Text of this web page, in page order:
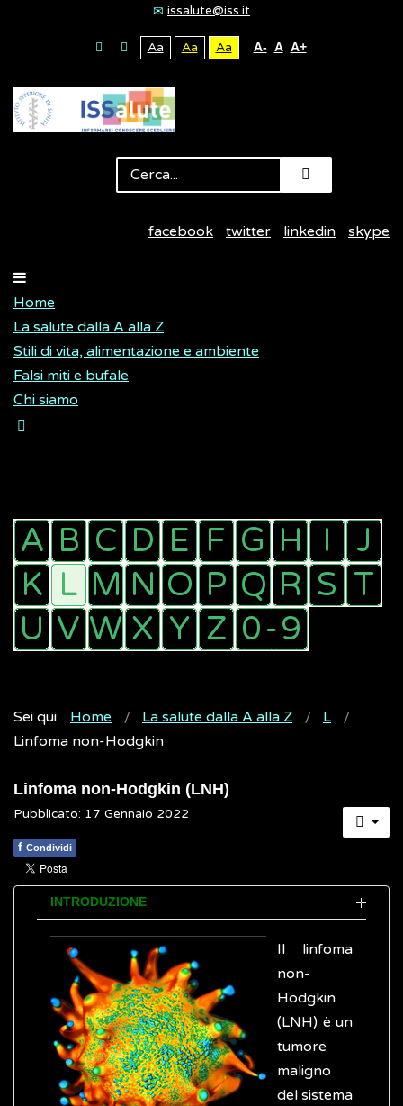
issalute@iss.it
Aa Aa Aa A- A A+
facebook twitter linkedin skype
Home
La salute dalla A alla Z
Stili di vita, alimentazione e ambiente
Falsi miti e bufale
Chi siamo
Sei qui: Home La salute dalla A alla Z
L
Linfoma non-Hodgkin
Linfoma non-Hodgkin (LNH)
Pubblicato: 17 Gennaio 2022
f Condividi
INTRODUZIONE
Il linfoma
non-
Hodgkin
(LNH) è un
tumore
maligno
del sistema